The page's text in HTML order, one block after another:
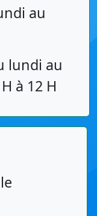
au
lundi au
à 12 H